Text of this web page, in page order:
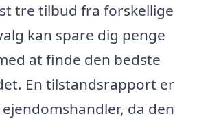
tre tilbud fra forskellige
kan spare dig penge
at finde den bedste
En tilstandsrapport er
da den